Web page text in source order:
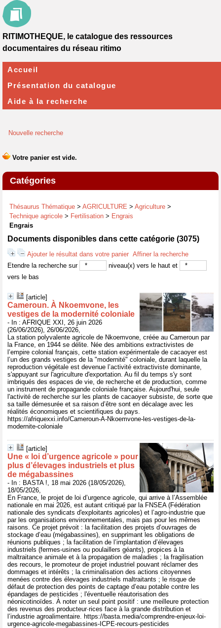
Nouvelle recherche
Catégories
Thésaurus Thématique > AGRICULTURE > Agriculture >
Technique agricole > Fertilisation > Engrais
Engrais
Documents disponibles dans cette catégorie (3075)
Ajouter le résultat dans votre panier Affiner la recherche
Etendre la recherche sur
niveau(x) vers le haut et
vers le bas
[article]
Cameroun. À Nkoemvone, les
vestiges de la modernité coloniale
- In : AFRIQUE XXI, 26 juin 2026
(26/06/2026), 26/06/2026,
La station polyvalente agricole de Nkoemvone, créée au Cameroun par
la France, en 1944 se délite. Née des ambitions extractivistes de
l’empire colonial français, cette station expérimentale de cacaoyer est
l’un des grands vestiges de la "modernité" coloniale, durant laquelle la
reproduction végétale est devenue l’activité extractiviste dominante,
s'appuyant sur l'agriculture d'exportation. Au fil du temps s'y sont
imbriqués des espaces de vie, de recherche et de production, comme
un instrument de propagande coloniale française. Aujourd'hui, seule
l'activité de recherche sur les plants de cacaoyer subsiste, de sorte que
sa taille démesurée et sa raison d’être sont en décalage avec les
réalités économiques et scientifiques du pays.
https://afriquexxi.info/Cameroun-A-Nkoemvone-les-vestiges-de-la-
modernite-coloniale
[article]
Une « loi d’urgence agricole » pour
plus d’élevages industriels et plus
de mégabassines
- In : BASTA !, 18 mai 2026 (18/05/2026),
18/05/2026,
En France, le projet de loi d’urgence agricole, qui arrive à l’Assemblée
nationale en mai 2026, est autant critiqué par la FNSEA (Fédération
nationale des syndicats d'exploitants agricoles) et l’agro-industrie que
par les organisations environnementales, mais pas pour les mêmes
raisons. Ce projet prévoit : la facilitation des projets d’ouvrages de
stockage d’eau (mégabassines), en supprimant les obligations de
réunions publiques ; la facilitation de l’implantation d’élevages
industriels (fermes-usines ou poulaillers géants), propices à la
maltraitance animale et à la propagation de maladies ; la fragilisation
des recours, le promoteur de projet industriel pouvant réclamer des
dommages et intérêts ; la criminalisation des actions citoyennes
menées contre des élevages industriels maltraitants ; le risque de
défaut de protection des points de captage d’eau potable contre les
épandages de pesticides ; l'éventuelle réautorisation des
néonicotinoïdes. À noter un seul point positif : une meilleure protection
des revenus des producteur·rices face à la grande distribution et
l’industrie agroalimentaire. https://basta.media/comprendre-enjeux-loi-
urgence-agricole-megabassines-ICPE-recours-pesticides
RITIMOTHEQUE, le catalogue des ressources
documentaires du réseau ritimo
Accueil
Présentation du catalogue
Aide à la recherche